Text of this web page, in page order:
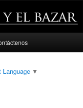
Language ▼